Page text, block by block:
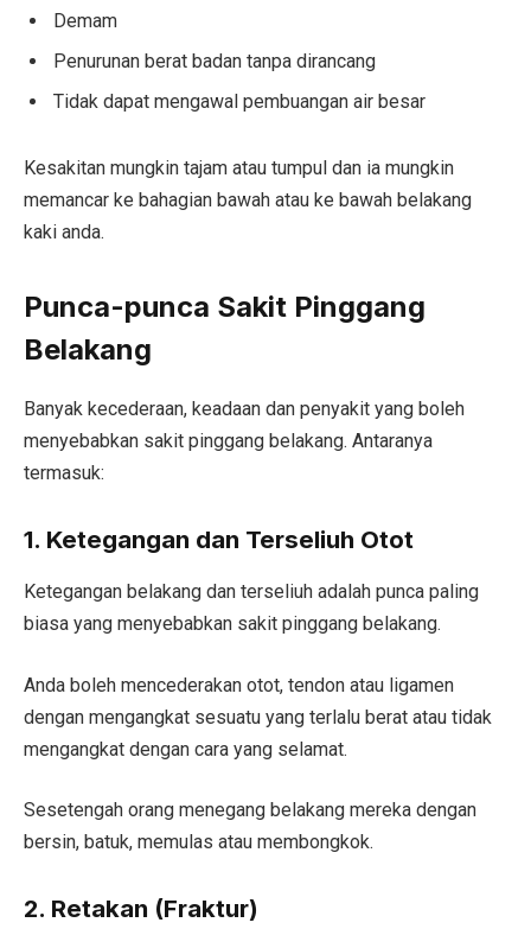
Demam
Penurunan berat badan tanpa dirancang
Tidak dapat mengawal pembuangan air besar
Kesakitan mungkin tajam atau tumpul dan ia mungkin
memancar ke bahagian bawah atau ke bawah belakang
kaki anda.
Punca-punca Sakit Pinggang
Belakang
Banyak kecederaan, keadaan dan penyakit yang boleh
menyebabkan sakit pinggang belakang. Antaranya
termasuk:
1. Ketegangan dan Terseliuh Otot
Ketegangan belakang dan terseliuh adalah punca paling
biasa yang menyebabkan sakit pinggang belakang.
Anda boleh mencederakan otot, tendon atau ligamen
dengan mengangkat sesuatu yang terlalu berat atau tidak
mengangkat dengan cara yang selamat.
Sesetengah orang menegang belakang mereka dengan
bersin, batuk, memulas atau membongkok.
2. Retakan (Fraktur)